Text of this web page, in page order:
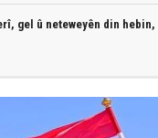
gel û neteweyên din hebin,